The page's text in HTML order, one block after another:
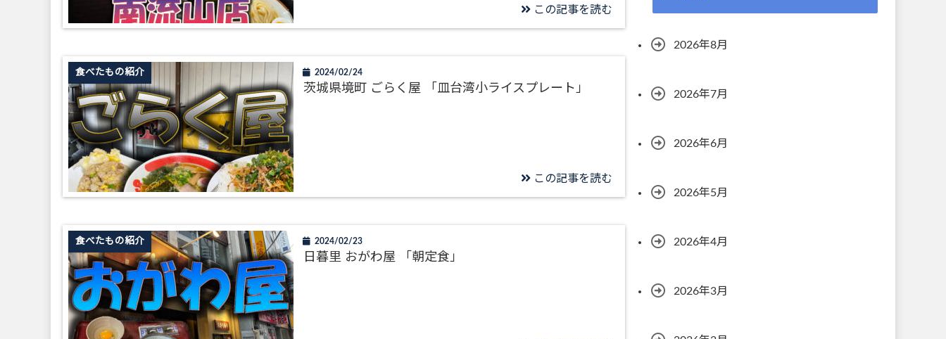
この記事を読む
食べたもの紹介 2024/02/24
茨城県境町 ごらく屋 「皿台湾小ライスプレート」
この記事を読む
食べたもの紹介 2024/02/23
日暮里 おがわ屋 「朝定食」
2026年8月
2026年7月
2026年6月
2026年5月
2026年4月
2026年3月